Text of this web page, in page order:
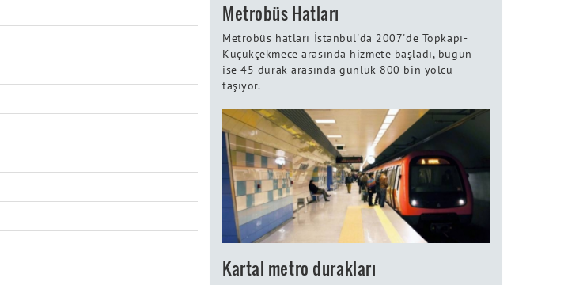
Metrobüs Hatları
Metrobüs hatları İstanbul'da 2007'de Topkapı-
Küçükçekmece arasında hizmete başladı, bugün
ise 45 durak arasında günlük 800 bin yolcu
taşıyor.
Kartal metro durakları